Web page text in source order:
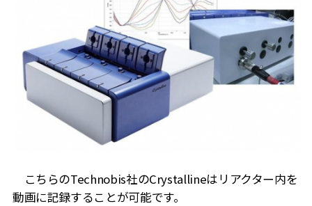
こちらのTechnobis社のCrystallineはリアクター内を
動画に記録することが可能です。